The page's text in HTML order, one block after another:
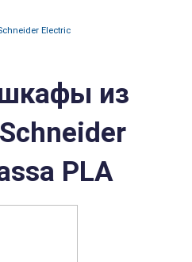
Electric
из
PLA